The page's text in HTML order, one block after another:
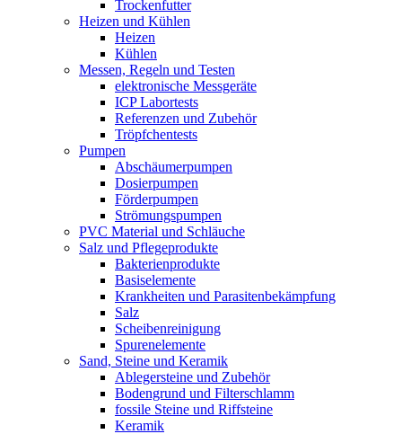
Trockenfutter
Heizen und Kühlen
Heizen
Kühlen
Messen, Regeln und Testen
elektronische Messgeräte
ICP Labortests
Referenzen und Zubehör
Tröpfchentests
Pumpen
Abschäumerpumpen
Dosierpumpen
Förderpumpen
Strömungspumpen
PVC Material und Schläuche
Salz und Pflegeprodukte
Bakterienprodukte
Basiselemente
Krankheiten und Parasitenbekämpfung
Salz
Scheibenreinigung
Spurenelemente
Sand, Steine und Keramik
Ablegersteine und Zubehör
Bodengrund und Filterschlamm
fossile Steine und Riffsteine
Keramik